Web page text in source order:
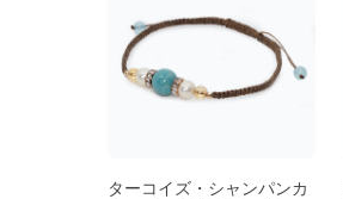
ターコイズ・シャンパンカ